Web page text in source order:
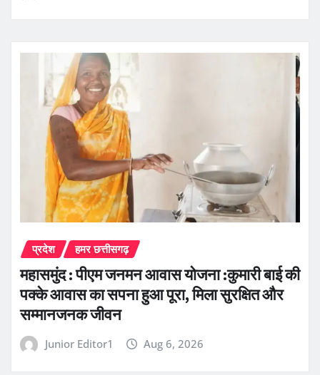
प्रदेश हमर छत्तीसगढ़
महासमुंद : पीएम जनमन आवास योजना :कुमारी बाई की
पक्के आवास का सपना हुआ पूरा, मिला सुरक्षित और
सम्मानजनक जीवन
Junior Editor1 Aug 6, 2026